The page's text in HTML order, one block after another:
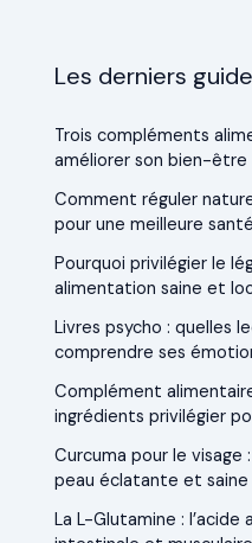
Les derniers
Trois compléments
améliorer son bien-être
Comment réguler
pour une meilleure santé
Pourquoi privilégier le
alimentation saine et
Livres psycho : quelles
comprendre ses
Complément
ingrédients privilégier
Curcuma pour le visage
peau éclatante et saine
La L-Glutamine :